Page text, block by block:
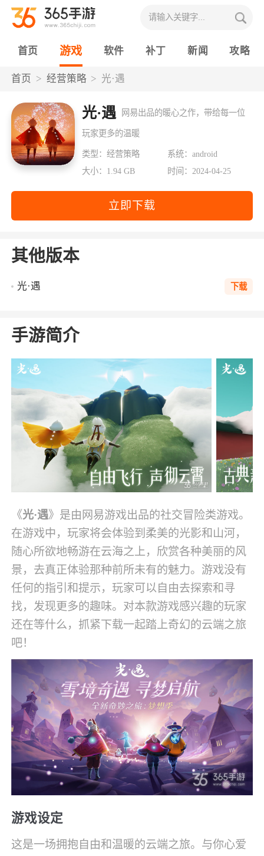
首页 游戏 软件 补丁 新闻 攻略
首页 经营策略 光·遇
光·遇 网易出品的暖心之作，带给每一位
玩家更多的温暖
类型：经营策略
系统：android
大小：1.94 GB
时间：2024-04-25
立即下载
其他版本
光·遇 下载
手游简介
《光·遇》是由网易游戏出品的社交冒险类游戏。
在游戏中，玩家将会体验到柔美的光影和山河，
随心所欲地畅游在云海之上，欣赏各种美丽的风
景，去真正体验那种前所未有的魅力。游戏没有
任何的指引和提示，玩家可以自由去探索和寻
找，发现更多的趣味。对本款游戏感兴趣的玩家
还在等什么，抓紧下载一起踏上奇幻的云端之旅
吧！
游戏设定
这是一场拥抱自由和温暖的云端之旅。与你心爱